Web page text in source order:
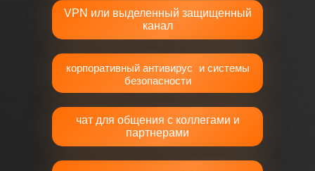
VPN или выделенный защищенный
канал
корпоративный антивирус и системы
безопасности
чат для общения с коллегами и
партнерами